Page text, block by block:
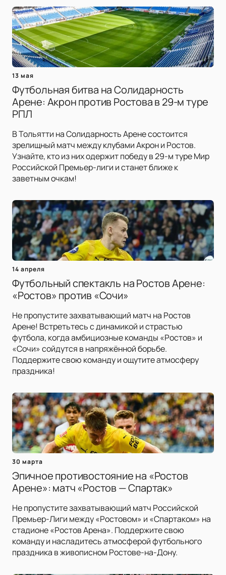
13 мая
Футбольная битва на Солидарность
Арене: Акрон против Ростова в 29-м туре
РПЛ
В Тольятти на Солидарность Арене состоится
зрелищный матч между клубами Акрон и Ростов.
Узнайте, кто из них одержит победу в 29-м туре Мир
Российской Премьер-лиги и станет ближе к
заветным очкам!
14 апреля
Футбольный спектакль на Ростов Арене:
«Ростов» против «Сочи»
Не пропустите захватывающий матч на Ростов
Арене! Встретьтесь с динамикой и страстью
футбола, когда амбициозные команды «Ростов» и
«Сочи» сойдутся в напряжённой борьбе.
Поддержите свою команду и ощутите атмосферу
праздника!
30 марта
Эпичное противостояние на «Ростов
Арене»: матч «Ростов — Спартак»
Не пропустите захватывающий матч Российской
Премьер-Лиги между «Ростовом» и «Спартаком» на
стадионе «Ростов Арена». Поддержите свою
команду и насладитесь атмосферой футбольного
праздника в живописном Ростове-на-Дону.